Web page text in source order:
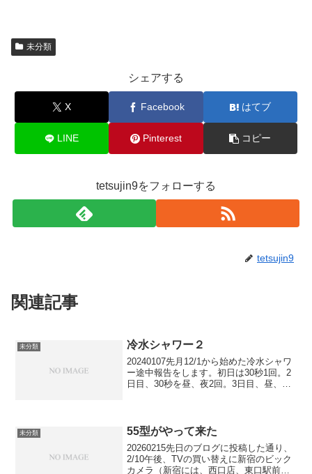
未分類
シェアする
X Facebook はてブ
LINE Pinterest コピー
tetsujin9をフォローする
tetsujin9
関連記事
未分類 冷水シャワー２
20240107先月12/1から始めた冷水シャワ
ー途中報告をします。初日は30秒1回。2
日目、30秒を昼、夜2回。3日目、昼、夕
ャワ...
未分類 55型がやって来た
20260215先日のブログに投稿した通り、
2/10午後、TVの買い替えに新宿のビック
カメラ（新宿には、西口店、東口駅前